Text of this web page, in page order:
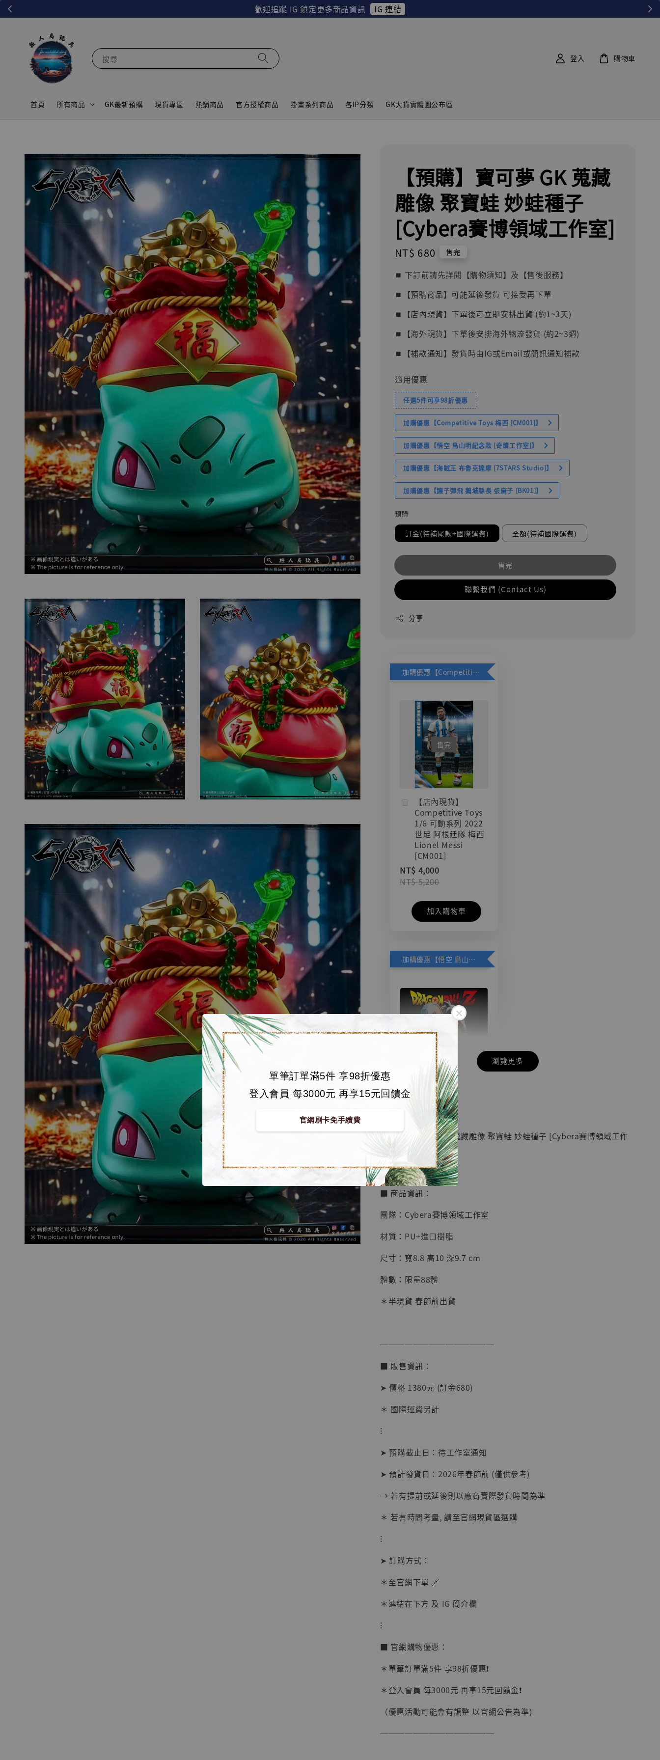
歡迎追蹤 IG 鎖定更多新品資訊 IG 連結
單筆訂單滿5件 享98折優惠
登入會員 每3000元 再享15元回饋金
官網刷卡免手續費
搜尋
首頁 所有商品 GK最新預購 現貨專區 熱銷商品 官方授權商品 掛畫系列商品 各IP分類 GK大貨實體圖公布區
登入 購物車
【預購】寶可夢 GK 蒐藏
雕像 聚寶蛙 妙蛙種子
[Cyber​​a賽博領域工作室]
Regular
price
NT$ 680 售完
⏹︎ 下訂前請先詳閱【購物須知】及【售後服務】
⏹︎【預購商品】可能延後發貨 可接受再下單
⏹︎【店內現貨】下單後可立即安排出貨 (約1~3天)
⏹︎【海外現貨】下單後安排海外物流發貨 (約2~3週)
⏹︎【補款通知】發貨時由IG或Email或簡訊通知補款
適用優惠
任選5件可享98折優惠
加購優惠【Competitive Toys 梅西 [CM001]】
加購優惠【悟空 鳥山明紀念款 [奇蹟工作室]】
加購優惠【海賊王 布魯克達摩 [7STARS Studio]】
加購優惠【讓子彈飛 鵝城縣長 張麻子 [BK01]】
預購
訂金(待補尾款+國際運費) 全額(待補國際運費)
售完
聯繫我們 (Contact Us)
分享
加購優惠【Competitive Toys 梅西 [CM001]】
售完
【店內現貨】
Competitive Toys
1/6 可動系列 2022
世足 阿根廷隊 梅西
Lionel Messi
[CM001]
NT$ 4,000
NT$ 5,200
加入購物車
加購優惠【悟空 鳥山明紀念款 [奇蹟工作室]】
【店內現貨】七龍珠
系列蒐藏雕像 悟空
鳥山明紀念款 [奇蹟
工作室]
NT$ 4,280
NT$ 5,580
- +
加入購物車
【店內現貨】海賊王
系列蒐藏雕像 布魯
克達摩 [7STARS
Studio]
NT$ 1,500
加入購物車
加購優惠【讓子彈飛 鵝城縣長 張麻子 [BK01]】
BJSTUDIO 1/6系列
可動蒐藏人偶 讓子
彈飛 鵝城縣長 張麻
子 [BK01]
NT$ 4,980
- +
加入購物車
瀏覽更多
🏝【無人島玩具】
【預購】寶可夢 GK 蒐藏雕像 聚寶蛙 妙蛙種子 [Cyber​​a賽博領域工作
■ 商品資訊：
團隊：Cyber​​a賽博領域工作室
材質：PU+進口樹脂
尺寸：寬8.8 高10 深9.7 cm
體數：限量88體
＊半現貨 春節前出貨
──────────────
■ 販售資訊：
➤ 價格 1380元 (訂金680)
＊ 國際運費另計
⁝
➤ 預購截止日：待工作室通知
➤ 預計發貨日：2026年春節前 (僅供參考)
→ 若有提前或延後則以廠商實際發貨時間為準
＊ 若有時間考量, 請至官網現貨區選購
⁝
➤ 訂購方式：
＊至官網下單 🔗
＊連結在下方 及 IG 簡介欄
⁝
■ 官網購物優惠：
＊單筆訂單滿5件 享98折優惠❗️
＊登入會員 每3000元 再享15元回饋金❗️
（優惠活動可能會有調整 以官網公告為準)
──────────────